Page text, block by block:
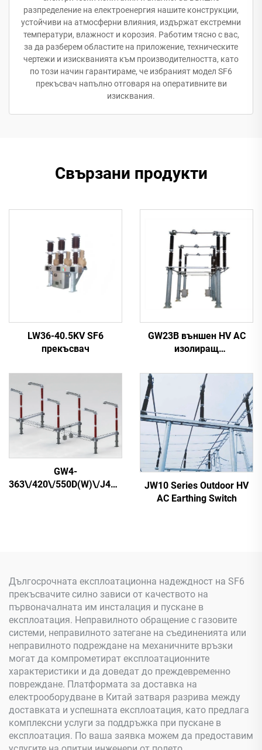
разпределение на електроенергия нашите конструкции,
устойчиви на атмосферни влияния, издържат екстремни
температури, влажност и корозия. Работим тясно с вас,
за да разберем областите на приложение, техническите
чертежи и изискванията към производителността, като
по този начин гарантираме, че избраният модел SF6
прекъсвач напълно отговаря на оперативните ви
изисквания.
Свързани продукти
LW36-40.5KV SF6
прекъсвач
GW23B външен HV AC
изолиращ
GW4-
363\/420\/550D(W)\/J4000-
JW10 Series Outdoor HV
AC Earthing Switch
Дългосрочната експлоатационна надеждност на SF6
прекъсвачите силно зависи от качеството на
първоначалната им инсталация и пускане в
експлоатация. Неправилното обращение с газовите
системи, неправилното затегане на съединенията или
неправилното подреждане на механичните връзки
могат да компрометират експлоатационните
характеристики и да доведат до преждевременно
повреждане. Платформата за доставка на
електрооборудване в Китай затваря разрива между
доставката и успешната експлоатация, като предлага
комплексни услуги за поддръжка при пускане в
експлоатация. По ваша заявка можем да предоставим